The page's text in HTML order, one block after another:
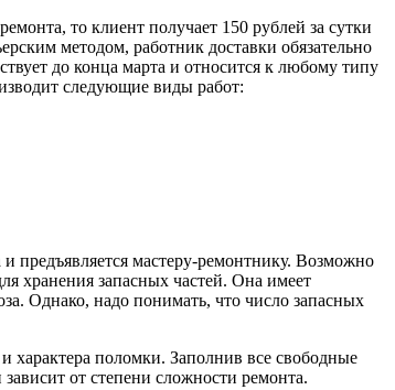
то клиент получает 150 рублей за сутки
методом, работник доставки обязательно
до конца марта и относится к любому типу
следующие виды работ:
предъявляется мастеру-ремонтнику. Возможно
хранения запасных частей. Она имеет
Однако, надо понимать, что число запасных
характера поломки. Заполнив все свободные
от степени сложности ремонта.